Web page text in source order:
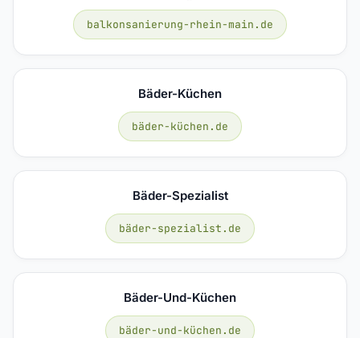
balkonsanierung-rhein-main.de
Bäder-Küchen
bäder-küchen.de
Bäder-Spezialist
bäder-spezialist.de
Bäder-Und-Küchen
bäder-und-küchen.de